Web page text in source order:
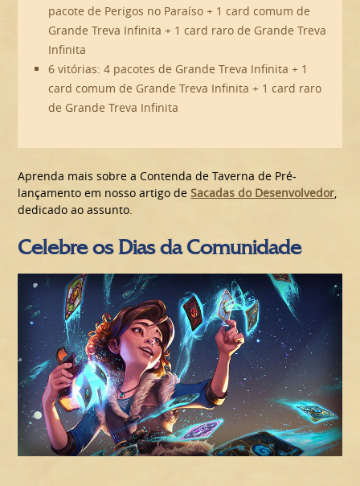
pacote de Perigos no Paraíso + 1 card comum de
Grande Treva Infinita + 1 card raro de Grande Treva
Infinita
6 vitórias: 4 pacotes de Grande Treva Infinita + 1
card comum de Grande Treva Infinita + 1 card raro
de Grande Treva Infinita
Aprenda mais sobre a Contenda de Taverna de Pré-
lançamento em nosso artigo deSacadas do Desenvolvedor,
dedicado ao assunto.
Celebre os Dias da Comunidade